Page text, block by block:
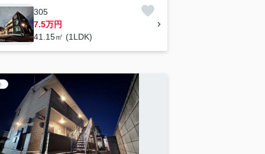
305
7.5万円
41.15㎡ (1LDK)